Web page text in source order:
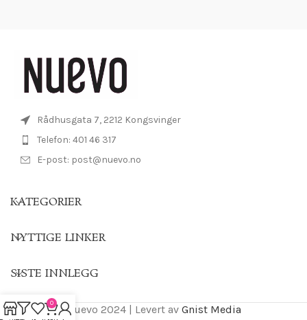
Rådhusgata 7, 2212 Kongsvinger
Telefon: 401 46 317
E-post: post@nuevo.no
KATEGORIER
NYTTIGE LINKER
SISTE INNLEGG
Nuevo 2024 | Levert av Gnist Media
0